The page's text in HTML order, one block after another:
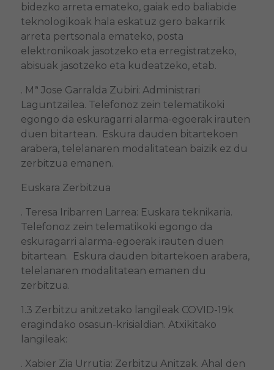
bidezko arreta emateko, gaiak edo baliabide
teknologikoak hala eskatuz gero bakarrik
arreta pertsonala emateko, posta
elektronikoak jasotzeko eta erregistratzeko,
abisuak jasotzeko eta kudeatzeko, etab.
. Mª Jose Garralda Zubiri: Administrari
Laguntzailea. Telefonoz zein telematikoki
egongo da eskuragarri alarma-egoerak irauten
duen bitartean. Eskura dauden bitartekoen
arabera, telelanaren modalitatean baizik ez du
zerbitzua emanen.
Euskara Zerbitzua
. Teresa Iribarren Larrea: Euskara teknikaria.
Telefonoz zein telematikoki egongo da
eskuragarri alarma-egoerak irauten duen
bitartean. Eskura dauden bitartekoen arabera,
telelanaren modalitatean emanen du
zerbitzua.
1.3 Zerbitzu anitzetako langileak COVID-19k
eragindako osasun-krisialdian. Atxikitako
langileak:
. Xabier Zia Urrutia: Zerbitzu Anitzak. Ahal den